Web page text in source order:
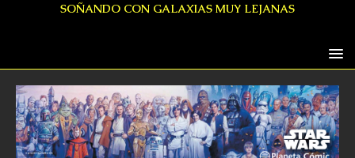
SOÑANDO CON GALAXIAS MUY LEJANAS